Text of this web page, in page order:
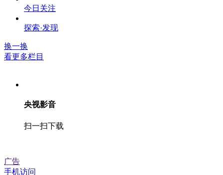
今日关注
探索·发现
换一换
看更多栏目
央视影音
扫一扫下载
广告
手机访问